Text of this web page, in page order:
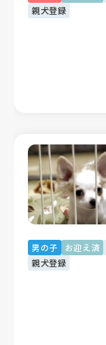
親犬登録
男の子
お迎え済
親犬登録